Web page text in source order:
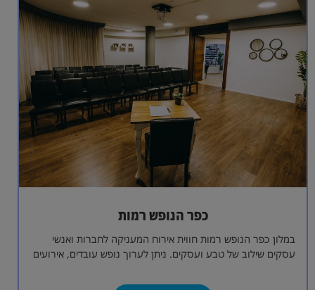
כפר הנופש רמות
במלון כפר הנופש רמות חווית אירוח המעניקה לחברות ואנשי
עסקים שילוב של טבע ועסקים. ניתן לערוך נופש עובדים, אירועים